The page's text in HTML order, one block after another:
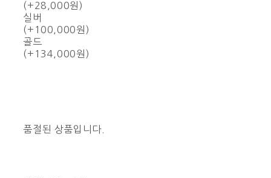
(+28,000원)
실버
(+100,000원)
골드
(+134,000원)
품절된 상품입니다.